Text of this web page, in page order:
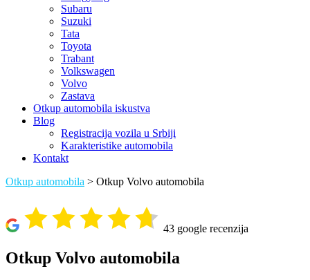
Subaru
Suzuki
Tata
Toyota
Trabant
Volkswagen
Volvo
Zastava
Otkup automobila iskustva
Blog
Registracija vozila u Srbiji
Karakteristike automobila
Kontakt
Otkup automobila > Otkup Volvo automobila
43 google recenzija
Otkup Volvo automobila